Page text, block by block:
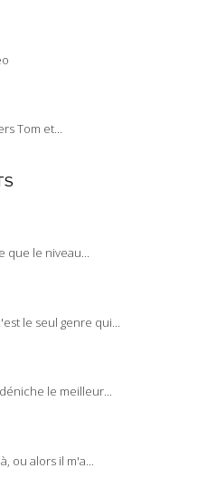
Tom et...
que le niveau...
le seul genre qui...
le meilleur...
ou alors il m'a...